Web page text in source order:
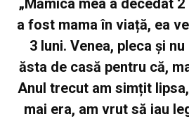
„Mămica mea a decedat
a fost mama în viață, ea
3 luni. Venea, pleca și
ăsta de casă pentru că,
Anul trecut am simțit
mai era, am vrut să iau